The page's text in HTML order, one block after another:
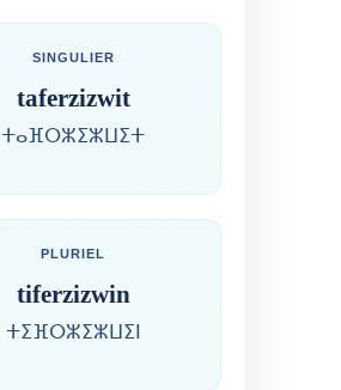
SINGULIER
taferzizwit
ⵜⴰⴼⵔⵣⵉⵣⵡⵉⵜ
PLURIEL
tiferzizwin
ⵜⵉⴼⵔⵣⵉⵣⵡⵉⵏ